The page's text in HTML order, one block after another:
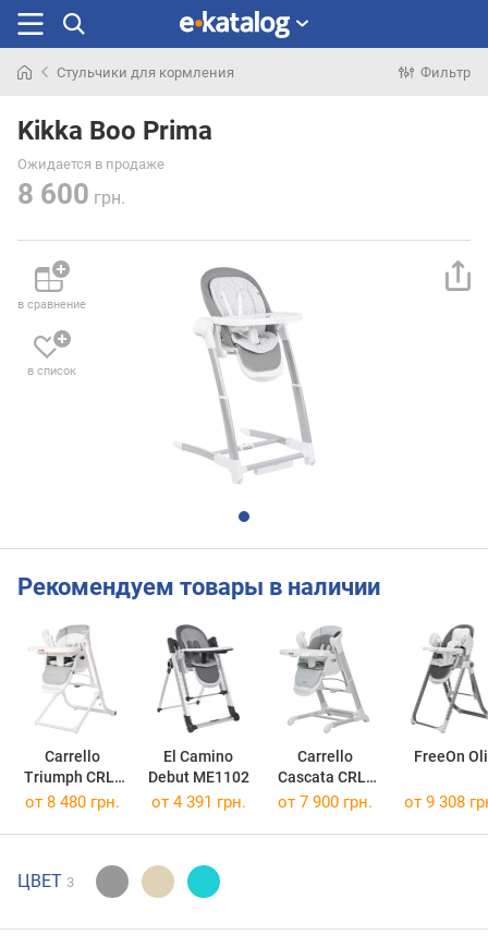
раньше
Стульчики для кормления Фильтр
Kikka Boo Prima
Ожидается в продаже
8 600 грн.
в сравнение
в список
Рекомендуем товары в наличии
Carrello
Triumph CRL-
10302
El Camino
Debut ME1102
Carrello
Cascata CRL-
10303/1
FreeOn Oli
от 8 480 грн. от 4 391 грн. от 7 900 грн. от 9 308
ЦВЕТ 3